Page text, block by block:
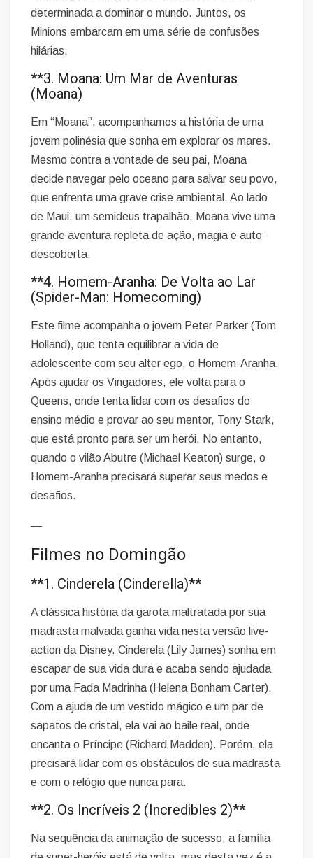
determinada a dominar o mundo. Juntos, os
Minions embarcam em uma série de confusões
hilárias.
**3. Moana: Um Mar de Aventuras
(Moana)
Em “Moana”, acompanhamos a história de uma
jovem polinésia que sonha em explorar os mares.
Mesmo contra a vontade de seu pai, Moana
decide navegar pelo oceano para salvar seu povo,
que enfrenta uma grave crise ambiental. Ao lado
de Maui, um semideus trapalhão, Moana vive uma
grande aventura repleta de ação, magia e auto-
descoberta.
**4. Homem-Aranha: De Volta ao Lar
(Spider-Man: Homecoming)
Este filme acompanha o jovem Peter Parker (Tom
Holland), que tenta equilibrar a vida de
adolescente com seu alter ego, o Homem-Aranha.
Após ajudar os Vingadores, ele volta para o
Queens, onde tenta lidar com os desafios do
ensino médio e provar ao seu mentor, Tony Stark,
que está pronto para ser um herói. No entanto,
quando o vilão Abutre (Michael Keaton) surge, o
Homem-Aranha precisará superar seus medos e
desafios.
—
Filmes no Domingão
**1. Cinderela (Cinderella)**
A clássica história da garota maltratada por sua
madrasta malvada ganha vida nesta versão live-
action da Disney. Cinderela (Lily James) sonha em
escapar de sua vida dura e acaba sendo ajudada
por uma Fada Madrinha (Helena Bonham Carter).
Com a ajuda de um vestido mágico e um par de
sapatos de cristal, ela vai ao baile real, onde
encanta o Príncipe (Richard Madden). Porém, ela
precisará lidar com os obstáculos de sua madrasta
e com o relógio que nunca para.
**2. Os Incríveis 2 (Incredibles 2)**
Na sequência da animação de sucesso, a família